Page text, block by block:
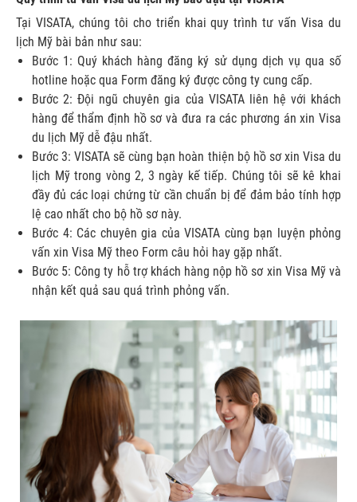
Tại VISATA, chúng tôi cho triển khai quy trình tư vấn Visa du
lịch Mỹ bài bản như sau:
Bước 1: Quý khách hàng đăng ký sử dụng dịch vụ qua số
hotline hoặc qua Form đăng ký được công ty cung cấp.
Bước 2: Đội ngũ chuyên gia của VISATA liên hệ với khách
hàng để thẩm định hồ sơ và đưa ra các phương án xin Visa
du lịch Mỹ dễ đậu nhất.
Bước 3: VISATA sẽ cùng bạn hoàn thiện bộ hồ sơ xin Visa du
lịch Mỹ trong vòng 2, 3 ngày kế tiếp. Chúng tôi sẽ kê khai
đầy đủ các loại chứng từ cần chuẩn bị để đảm bảo tính hợp
lệ cao nhất cho bộ hồ sơ này.
Bước 4: Các chuyên gia của VISATA cùng bạn luyện phỏng
vấn xin Visa Mỹ theo Form câu hỏi hay gặp nhất.
Bước 5: Công ty hỗ trợ khách hàng nộp hồ sơ xin Visa Mỹ và
nhận kết quả sau quá trình phỏng vấn.